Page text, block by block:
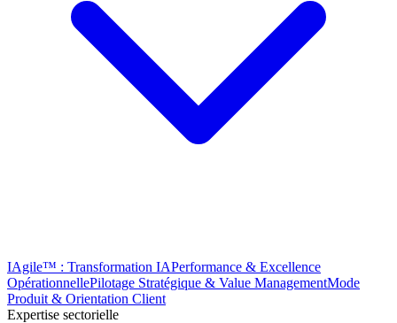
IAgile™ : Transformation IAPerformance & Excellence
OpérationnellePilotage Stratégique & Value ManagementMode
Produit & Orientation Client
Expertise sectorielle